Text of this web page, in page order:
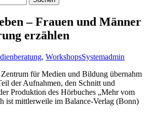
– Frauen und Männer
erzählen
, WorkshopsSystemadmin
für Medien und Bildung übernahm
der Aufnahmen, den Schnitt und
Produktion des Hörbuches „Mehr vom
ist mittlerweile im Balance-Verlag (Bonn)